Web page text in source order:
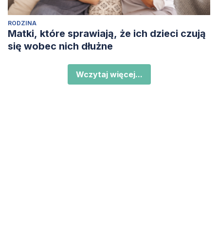
RODZINA
Matki, które sprawiają, że ich dzieci czują
się wobec nich dłużne
Wczytaj więcej...